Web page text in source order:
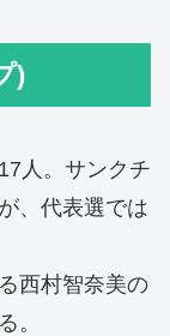
)
人。サンクチ
、代表選では
西村智奈美の
。